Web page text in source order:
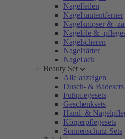
Nagelfeilen
Nagelhautentferner
Nagelknipser & -
Nagelöle & -
Nagelscheren
Nagelhärter
Nagellack
Beauty Set
Alle anzeigen
Dusch- & Badesets
Fußpflegesets
Geschenksets
Hand- &
Körperpflegesets
Sonnenschutz-Sets